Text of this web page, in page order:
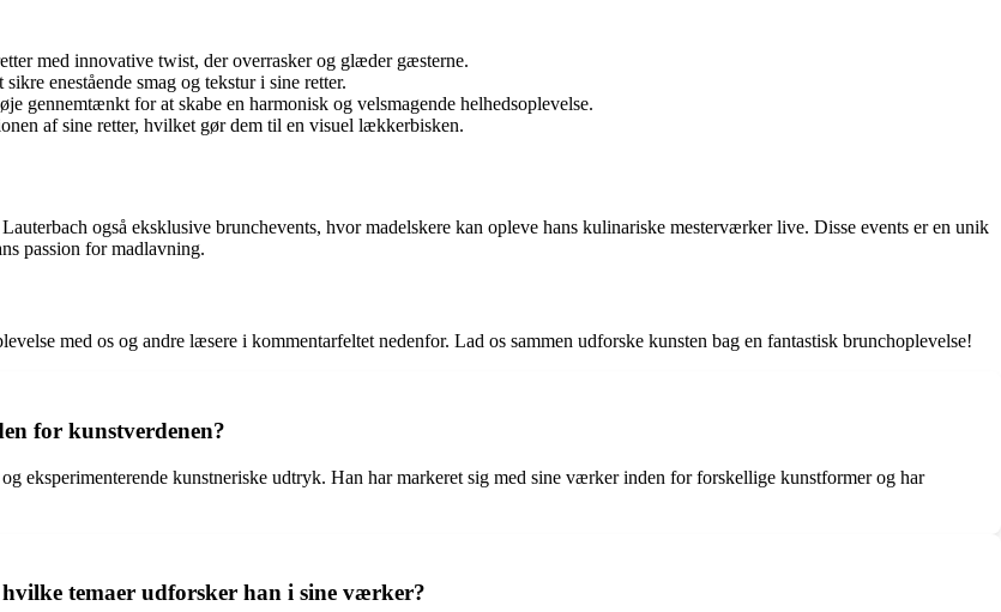
med innovative twist, der overrasker og glæder gæsterne.
enestående smag og tekstur i sine retter.
gennemtænkt for at skabe en harmonisk og velsmagende helhedsoplevelse.
af sine retter, hvilket gør dem til en visuel lækkerbisken.
også eksklusive brunchevents, hvor madelskere kan opleve hans kulinariske mesterværker live. Disse events er en unik
passion for madlavning.
med os og andre læsere i kommentarfeltet nedenfor. Lad os sammen udforske kunsten bag en fantastisk brunchoplevelse!
for kunstverdenen?
eksperimenterende kunstneriske udtryk. Han har markeret sig med sine værker inden for forskellige kunstformer og har
temaer udforsker han i sine værker?